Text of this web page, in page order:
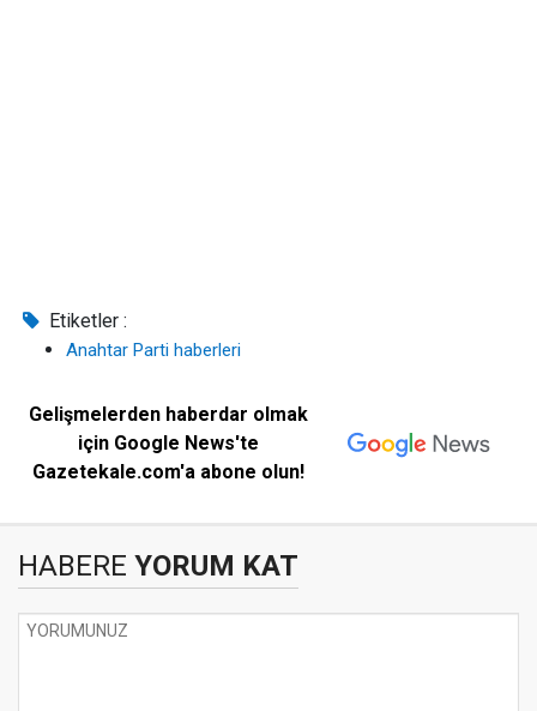
Etiketler :
Anahtar Parti haberleri
Gelişmelerden haberdar olmak
için Google News'te
Gazetekale.com'a abone olun!
HABERE YORUM KAT